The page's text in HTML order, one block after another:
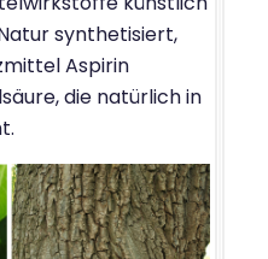
synthetisiert,
Aspirin
die natürlich in